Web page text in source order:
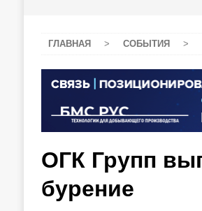
ГЛАВНАЯ > СОБЫТИЯ >
ОГК Групп
бурение